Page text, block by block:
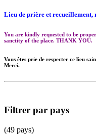
Lieu de prière et recueillement,
You are kindly requested to be
sanctity of the place. THANK YOU.
Vous êtes prie de respecter ce lieu
Merci.
Filtrer par pays
(49 pays)